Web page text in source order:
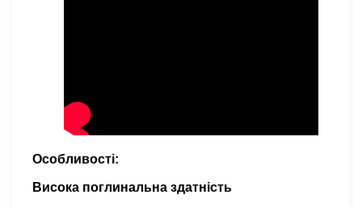
Особливості:
Висока поглинальна здатність